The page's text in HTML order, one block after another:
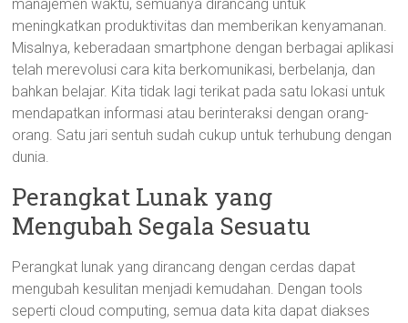
manajemen waktu, semuanya dirancang untuk
meningkatkan produktivitas dan memberikan kenyamanan.
Misalnya, keberadaan smartphone dengan berbagai aplikasi
telah merevolusi cara kita berkomunikasi, berbelanja, dan
bahkan belajar. Kita tidak lagi terikat pada satu lokasi untuk
mendapatkan informasi atau berinteraksi dengan orang-
orang. Satu jari sentuh sudah cukup untuk terhubung dengan
dunia.
Perangkat Lunak yang
Mengubah Segala Sesuatu
Perangkat lunak yang dirancang dengan cerdas dapat
mengubah kesulitan menjadi kemudahan. Dengan tools
seperti cloud computing, semua data kita dapat diakses